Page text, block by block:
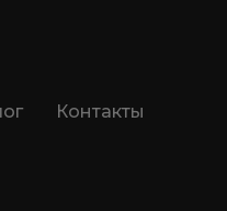
Контакты